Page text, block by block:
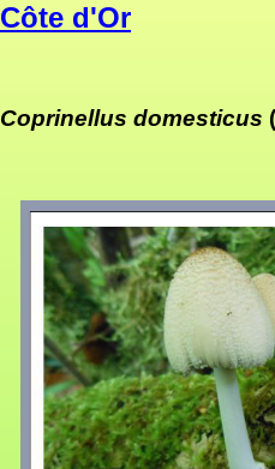
Côte d'Or
Coprinellus domesticus